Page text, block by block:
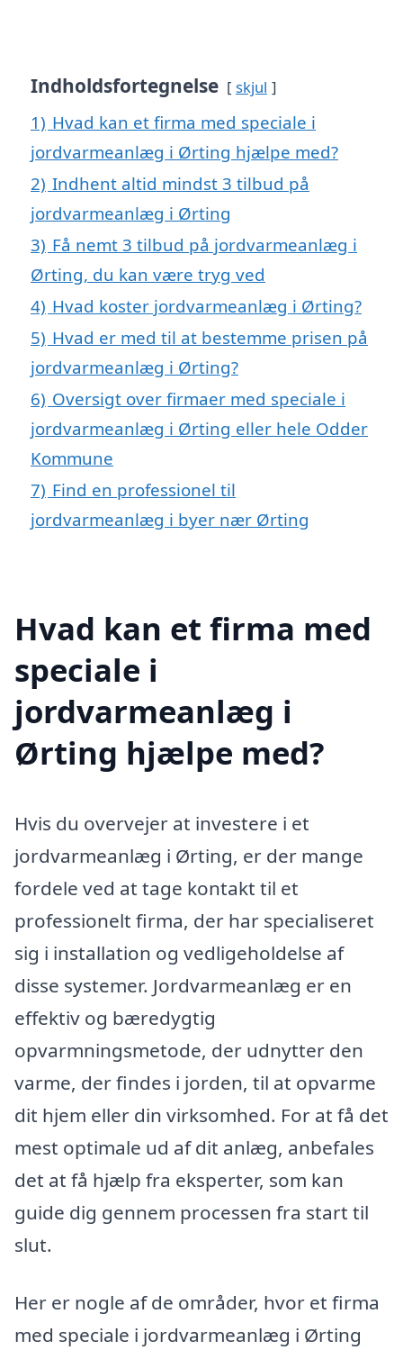
Indholdsfortegnelse skjul
1) Hvad kan et firma med speciale i
jordvarmeanlæg i Ørting hjælpe med?
2) Indhent altid mindst 3 tilbud på
jordvarmeanlæg i Ørting
3) Få nemt 3 tilbud på jordvarmeanlæg i
Ørting, du kan være tryg ved
4) Hvad koster jordvarmeanlæg i Ørting?
5) Hvad er med til at bestemme prisen på
jordvarmeanlæg i Ørting?
6) Oversigt over firmaer med speciale i
jordvarmeanlæg i Ørting eller hele Odder
Kommune
7) Find en professionel til
jordvarmeanlæg i byer nær Ørting
Hvad kan et firma med
speciale i
jordvarmeanlæg i
Ørting hjælpe med?
Hvis du overvejer at investere i et
jordvarmeanlæg i Ørting, er der mange
fordele ved at tage kontakt til et
professionelt firma, der har specialiseret
sig i installation og vedligeholdelse af
disse systemer. Jordvarmeanlæg er en
effektiv og bæredygtig
opvarmningsmetode, der udnytter den
varme, der findes i jorden, til at opvarme
dit hjem eller din virksomhed. For at få det
mest optimale ud af dit anlæg, anbefales
det at få hjælp fra eksperter, som kan
guide dig gennem processen fra start til
slut.
Her er nogle af de områder, hvor et firma
med speciale i jordvarmeanlæg i Ørting